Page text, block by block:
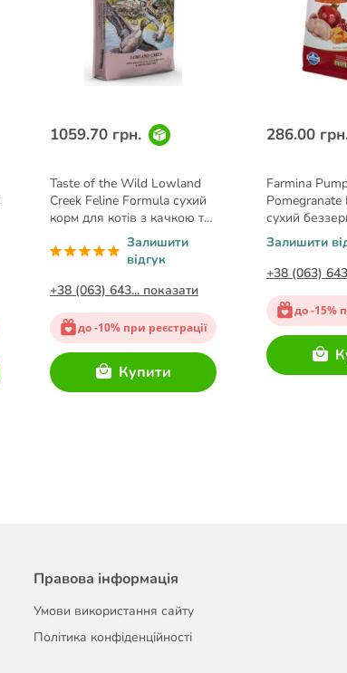
1059.70 грн.
Taste of the Wild Lowland
Creek Feline Formula сухий
корм для котів з качкою та
перепілкою 2 кгЗалишити
відгук
+38 (063) 643... показати
до -10% при реєстрації
Купити
286.00
Farmina
сухий
для
перепілкою
кг
Залишити
+38 (063)
до -15%
Правова інформація
Умови використання сайту
Політика конфіденційності